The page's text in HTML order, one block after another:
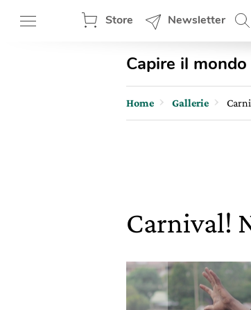
Store Newsletter
Capire il mondo
Home Gallerie
Carnival!